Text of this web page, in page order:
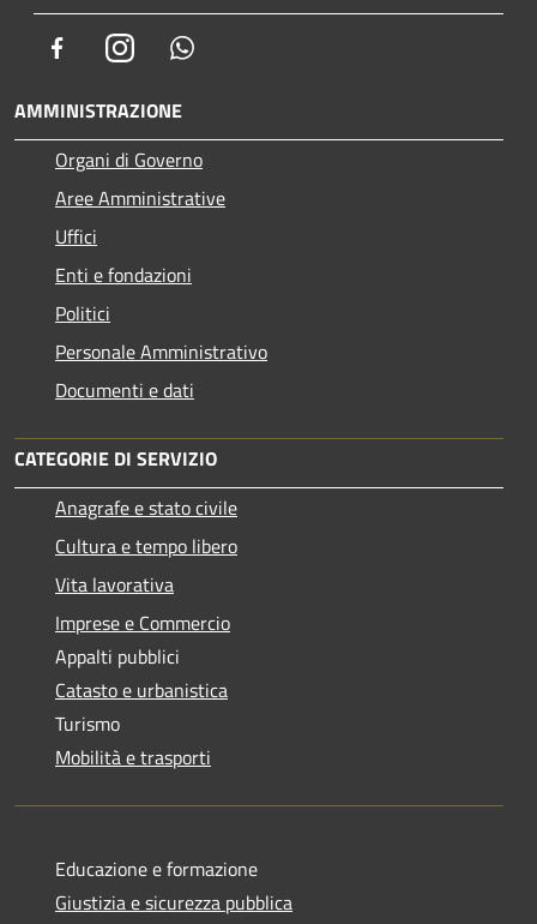
FacebookInstagram
AMMINISTRAZIONE
Organi di Governo
Aree Amministrative
Uffici
Enti e fondazioni
Politici
Personale Amministrativo
Documenti e dati
CATEGORIE DI SERVIZIO
Anagrafe e stato civile
Cultura e tempo libero
Vita lavorativa
Imprese e Commercio
Appalti pubblici
Catasto e urbanistica
Turismo
Mobilità e trasporti
Educazione e formazione
Giustizia e sicurezza pubblica